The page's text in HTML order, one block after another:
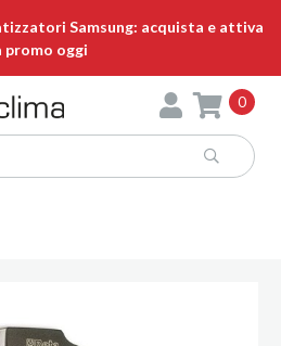
Samsung: acquista e attiva
promo oggi
0